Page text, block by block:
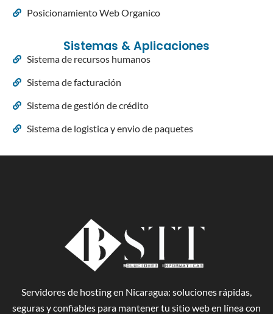
Posicionamiento Web Organico
Sistemas & Aplicaciones
Sistema de recursos humanos
Sistema de facturación
Sistema de gestión de crédito
Sistema de logistica y envio de paquetes
Servidores de hosting en Nicaragua: soluciones rápidas,
seguras y confiables para mantener tu sitio web en línea con